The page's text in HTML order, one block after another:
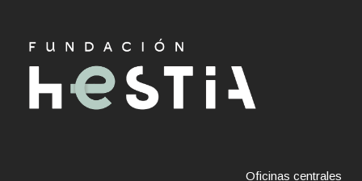
Oficinas centrales